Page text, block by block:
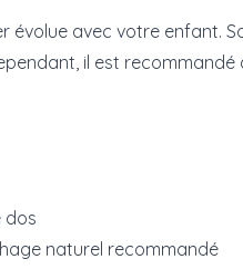
évolue avec votre enfant.
il est
dos
naturel recommandé